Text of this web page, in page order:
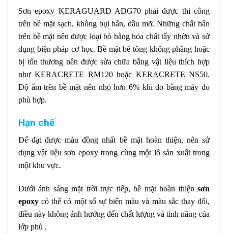
Sơn epoxy KERAGUARD ADG70 phải được thi công
trên bề mặt sạch, không bụi bẩn, dầu mỡ. Những chất bẩn
trên bề mặt nên được loại bỏ bằng hóa chất tẩy nhờn và sử
dụng biện pháp cơ học. Bề mặt bê tông không phẳng hoặc
bị tổn thương nên được sửa chữa bằng vật liệu thích hợp
như KERACRETE RM120 hoặc KERACRETE NS50.
Độ ẩm trên bề mặt nên nhỏ hơn 6% khi đo bằng máy đo
phù hợp.
Hạn chế
Để đạt được màu đồng nhất bề mặt hoàn thiện, nên sử
dụng vật liệu sơn epoxy trong cùng một lô sản xuất trong
một khu vực.
Dưới ánh sáng mặt trời trực tiếp, bề mặt hoàn thiện sơn
epoxy có thể có một số sự biến màu và màu sắc thay đổi,
điều này không ảnh hưởng đến chất lượng và tính năng của
lớp phủ .